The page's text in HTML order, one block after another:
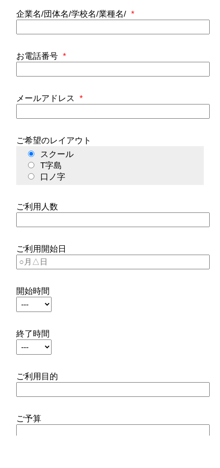
企業名/団体名/学校名/業種名/ *
お電話番号 *
メールアドレス *
ご希望のレイアウト
スクール
T字島
口ノ字
ご利用人数
ご利用開始日
開始時間
終了時間
ご利用目的
ご予算